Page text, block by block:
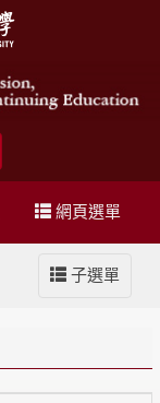
網頁選單
子選單